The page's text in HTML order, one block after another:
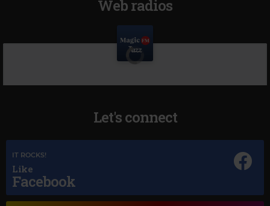
Web radios
Let's connect
IT ROCKS!
Like
Facebook